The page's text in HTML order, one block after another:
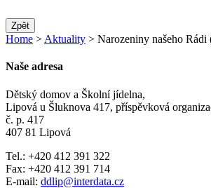
Zpět
Home > Aktuality > Narozeniny našeho Rádi
Naše adresa
Dětský domov a Školní jídelna,
Lipová u Šluknova 417, příspěvková
č. p. 417
407 81 Lipová
Tel.: +420 412 391 322
Fax: +420 412 391 714
E-mail: ddlip@interdata.cz